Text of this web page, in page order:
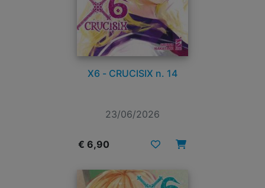
X6 - CRUCISIX n. 14
23/06/2026
€ 6,90